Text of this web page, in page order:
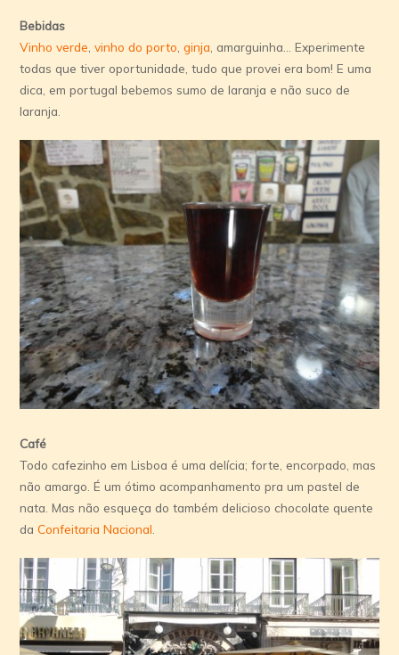
Bebidas
Vinho verde ,vinho do porto ,ginja , amarguinha… Experimente
todas que tiver oportunidade, tudo que provei era bom! E uma
dica, em portugal bebemos sumo de laranja e não suco de
laranja.
Café
Todo cafezinho em Lisboa é uma delícia; forte, encorpado, mas
não amargo. É um ótimo acompanhamento pra um pastel de
nata. Mas não esqueça do também delicioso chocolate quente
daConfeitaria Nacional